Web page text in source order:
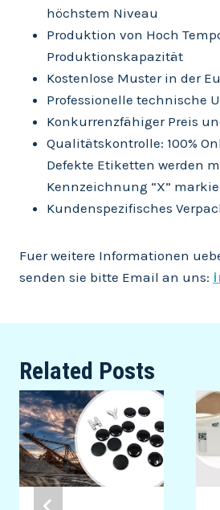
höchstem Niveau
Produktion von Hoch
Produktionskapazität
Kostenlose Muster in der
Professionelle technische
Konkurrenzfähiger Preis
Qualitätskontrolle: 100%
Defekte Etiketten werden
Kennzeichnung “X”
Kundenspezifisches
Fuer weitere Informationen
senden sie bitte Email an uns:
Related Posts